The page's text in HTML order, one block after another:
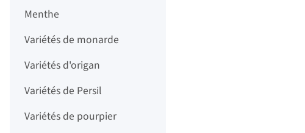
Menthe
Variétés de monarde
Variétés d'origan
Variétés de Persil
Variétés de pourpier